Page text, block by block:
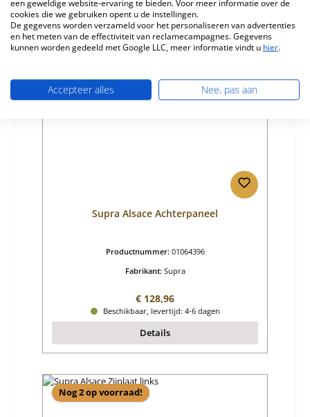
Details
Nog 1 op voorraad!
Supra Alsace Achterpaneel
Productnummer: 01064396
Fabrikant: Supra
Normale prijs:
€ 128,96
Beschikbaar, levertijd: 4-6 dagen
Details
Nog 2 op voorraad!
een geweldige website-ervaring te bieden. Voor meer informatie over de
cookies die we gebruiken opent u de instellingen.
De gegevens worden verzameld voor het personaliseren van advertenties
en het meten van de effectiviteit van reclamecampagnes. Gegevens
kunnen worden gedeeld met Google LLC, meer informatie vindt u hier.
Accepteer alles Nee, pas aan